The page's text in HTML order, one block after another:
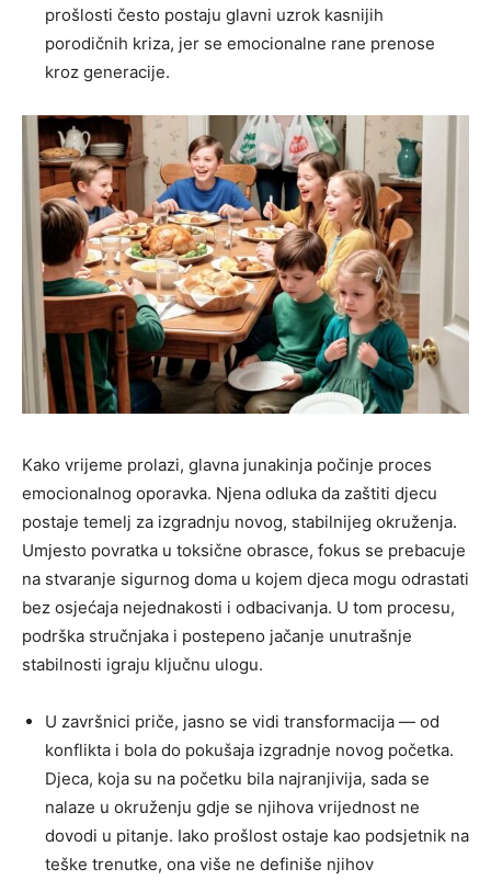
prošlosti često postaju glavni uzrok kasnijih
porodičnih kriza, jer se emocionalne rane prenose
kroz generacije.
Kako vrijeme prolazi, glavna junakinja počinje proces
emocionalnog oporavka. Njena odluka da zaštiti djecu
postaje temelj za izgradnju novog, stabilnijeg okruženja.
Umjesto povratka u toksične obrasce, fokus se prebacuje
na stvaranje sigurnog doma u kojem djeca mogu odrastati
bez osjećaja nejednakosti i odbacivanja. U tom procesu,
podrška stručnjaka i postepeno jačanje unutrašnje
stabilnosti igraju ključnu ulogu.
U završnici priče, jasno se vidi transformacija — od
konflikta i bola do pokušaja izgradnje novog početka.
Djeca, koja su na početku bila najranjivija, sada se
nalaze u okruženju gdje se njihova vrijednost ne
dovodi u pitanje. Iako prošlost ostaje kao podsjetnik na
teške trenutke, ona više ne definiše njihov